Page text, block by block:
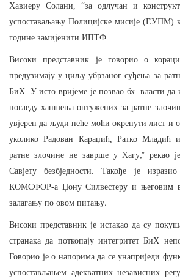
Хавиеру Солани, “за одлучан и
успоставаљању Полицијске мисије (ЕУПМ)
године замијенити ИПТФ.
Високи представник је говорио о
предузимају у циљу убрзаног суђења за
БиХ. У исто вријеме је позвао бх. власти да
погледу хапшења оптужених за ратне
увјерен да људи неће моћи окренути лист и
уколико Радован Караџић, Ратко Младић
ратне злочине не заврше у Хагу,”рекао
Савјету безбједности. Такође је
КОМСФОР-а Џону Силвестеру и његовим
залагању по овом питању.
Високи представник је истакао да су
странака да поткопају интегритет БиХ
Говорио је о напорима да се унаприједи
успостављањем адекватних независних